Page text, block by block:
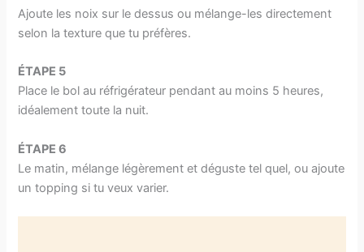
Ajoute les noix sur le dessus ou mélange-les directement
selon la texture que tu préfères.
ÉTAPE 5
Place le bol au réfrigérateur pendant au moins 5 heures,
idéalement toute la nuit.
ÉTAPE 6
Le matin, mélange légèrement et déguste tel quel, ou ajoute
un topping si tu veux varier.